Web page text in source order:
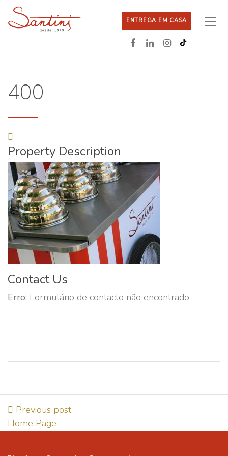
ENTREGA EM CASA
400
Property Description
Contact Us
Erro: Formulário de contacto não encontrado.
Previous post
Home Page